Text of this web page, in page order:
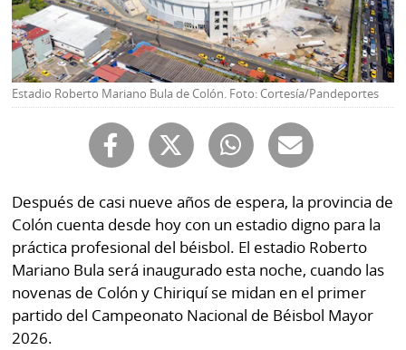
E-
Paper
Buscador
Comunicados
Catálogos
Lotería
Kiosko
digital
Luctuosas
Contenido
de
marcas
RSS
Temas
Autores
Notas
al
lector
Buenas
prácticas
Estadio Roberto Mariano Bula de Colón. Foto: Cortesía/Pandeportes
Después de casi nueve años de espera, la provincia de
Colón cuenta desde hoy con un estadio digno para la
práctica profesional del béisbol. El estadio Roberto
Mariano Bula será inaugurado esta noche, cuando las
novenas de Colón y Chiriquí se midan en el primer
partido del Campeonato Nacional de Béisbol Mayor
2026.